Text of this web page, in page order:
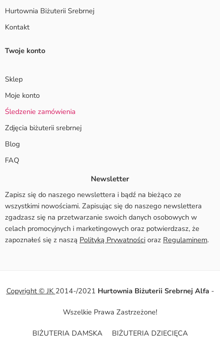
Hurtownia Biżuterii Srebrnej
Kontakt
Twoje konto
Sklep
Moje konto
Śledzenie zamówienia
Zdjęcia biżuterii srebrnej
Blog
FAQ
Newsletter
Zapisz się do naszego newslettera i bądź na bieżąco ze
wszystkimi nowościami. Zapisując się do naszego newslettera
zgadzasz się na przetwarzanie swoich danych osobowych w
celach promocyjnych i marketingowych oraz potwierdzasz, że
zapoznałeś się z naszą Polityką Prywatności oraz Regulaminem.
Copyright © JK 2014-/2021 Hurtownia Biżuterii Srebrnej Alfa -
Wszelkie Prawa Zastrzeżone!
BIŻUTERIA DAMSKA BIŻUTERIA DZIECIĘCA